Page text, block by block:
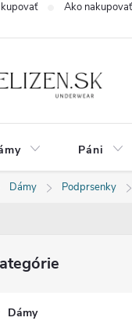
Ako
Páni
Dámy Podprsenky
Dámy